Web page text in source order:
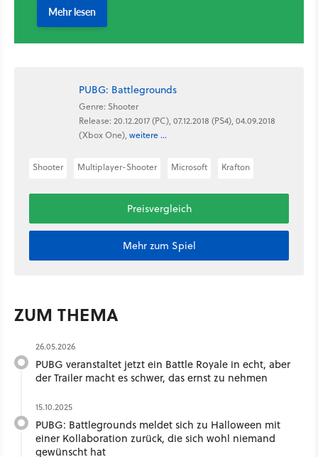
PUBG: Battlegrounds
Genre: Shooter
Release: 20.12.2017 (PC), 07.12.2018 (PS4), 04.09.2018
(Xbox One), weitere ...
Shooter Multiplayer-Shooter Microsoft Krafton
Preisvergleich
Mehr zum Spiel
ZUM THEMA
26.05.2026
PUBG veranstaltet jetzt ein Battle Royale in echt, aber
der Trailer macht es schwer, das ernst zu nehmen
15.10.2025
PUBG: Battlegrounds meldet sich zu Halloween mit
einer Kollaboration zurück, die sich wohl niemand
gewünscht hat